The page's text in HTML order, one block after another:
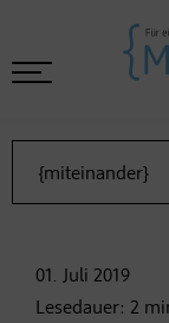
{miteinander}
01. Juli 2019
Lesedauer: 2